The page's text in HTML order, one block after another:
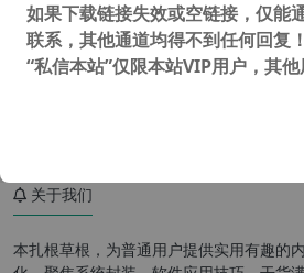
关于我们
本扎根草根，为普通用户提供实用有趣的
如果下载链接失效或空链接，仅能
联系，其他通道均得不到任何回复
“私信本站”仅限本站VIP用户，其